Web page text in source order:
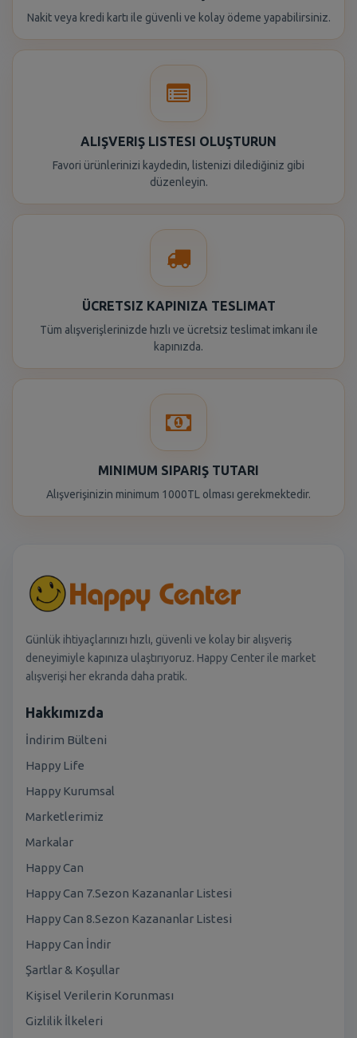
Nakit veya kredi kartı ile güvenli ve kolay ödeme yapabilirsiniz.
ALIŞVERIŞ LISTESI OLUŞTURUN
Favori ürünlerinizi kaydedin, listenizi dilediğiniz gibi
düzenleyin.
ÜCRETSIZ KAPINIZA TESLIMAT
Tüm alışverişlerinizde hızlı ve ücretsiz teslimat imkanı ile
kapınızda.
MINIMUM SIPARIŞ TUTARI
Alışverişinizin minimum 1000TL olması gerekmektedir.
Günlük ihtiyaçlarınızı hızlı, güvenli ve kolay bir alışveriş
deneyimiyle kapınıza ulaştırıyoruz. Happy Center ile market
alışverişi her ekranda daha pratik.
Hakkımızda
İndirim Bülteni
Happy Life
Happy Kurumsal
Marketlerimiz
Markalar
Happy Can
Happy Can 7.Sezon Kazananlar Listesi
Happy Can 8.Sezon Kazananlar Listesi
Happy Can İndir
Şartlar & Koşullar
Kişisel Verilerin Korunması
Gizlilik İlkeleri